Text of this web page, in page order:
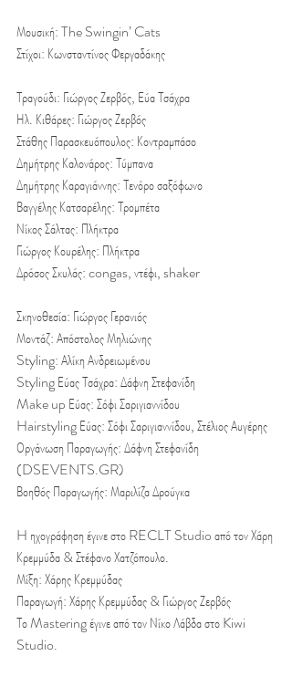
Μουσική: The Swingin’ Cats
Στίχοι: Κωνσταντίνος Φεργαδάκης
Τραγούδι: Γιώργος Ζερβός, Εύα Τσάχρα
Ηλ. Κιθάρες: Γιώργος Ζερβός
Στάθης Παρασκευόπουλος: Κοντραμπάσο
Δημήτρης Καλονάρος: Τύμπανα
Δημήτρης Καραγιάννης: Τενόρο σαξόφωνο
Βαγγέλης Κατσαρέλης: Τρομπέτα
Νίκος Σάλτας: Πλήκτρα
Γιώργος Κουρέλης: Πλήκτρα
Δρόσος Σκυλάς: congas, ντέφι, shaker
Σκηνοθεσία: Γιώργος Γερανιός
Μοντάζ: Απόστολος Μηλιώνης
Styling: Αλίκη Ανδρειωμένου
Styling Εύας Τσάχρα: Δάφνη Στεφανίδη
Make up Εύας: Σόφι Σαριγιαννίδου
Hairstyling Εύας: Σόφι Σαριγιαννίδου, Στέλιος Αυγέρης
Οργάνωση Παραγωγής: Δάφνη Στεφανίδη
(DSEVENTS.GR)
Βοηθός Παραγωγής: Μαριλίζα Δρούγκα
H ηχογράφηση έγινε στο RECLT Studio από τον Χάρη
Κρεμμύδα & Στέφανο Χατζόπουλο.
Μίξη: Χάρης Κρεμμύδας
Παραγωγή: Χάρης Κρεμμύδας & Γιώργος Ζερβός
Το Mastering έγινε από τον Νίκο Λάβδα στο Kiwi
Studio.